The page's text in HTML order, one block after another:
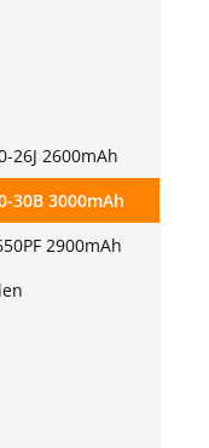
26J 2600mAh
30B 3000mAh
2900mAh